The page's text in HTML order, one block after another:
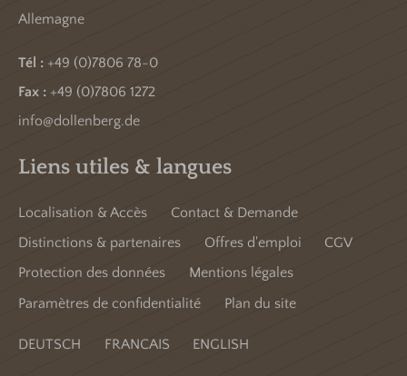
Allemagne
Tél : +49 (0)7806 78-0
Fax : +49 (0)7806 1272
info@dollenberg.de
Liens utiles & langues
Localisation & Accès
Contact & Demande
Distinctions & partenaires
Offres d'emploi
CGV
Protection des données
Mentions légales
Paramètres de confidentialité
Plan du site
DEUTSCH FRANCAIS ENGLISH